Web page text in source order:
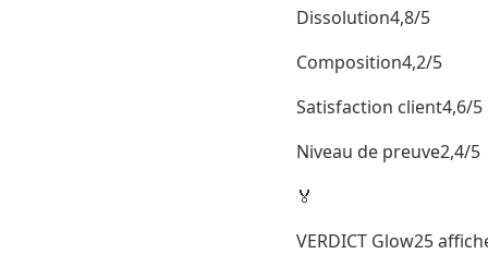
Dissolution4,8/5
Composition4,2/5
Satisfaction client4,6/5
Niveau de preuve2,4/5
🏅
VERDICT Glow25